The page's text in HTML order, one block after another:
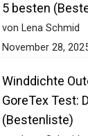
5 besten
von Lena Schmid
November 28, 2025
Winddichte
GoreTex Test:
(Bestenliste)